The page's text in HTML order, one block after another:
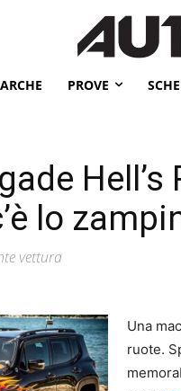
PROVE
lo
vettura
Una
ruote.